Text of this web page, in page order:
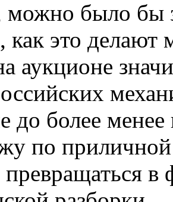
можно было бы
это делают
аукционе
до более
по
в